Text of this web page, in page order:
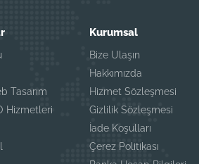
Tasarım
Hizmetleri
Kurumsal
Bize Ulaşın
Hakkımızda
Hizmet Sözleşmesi
Gizlilik Sözleşmesi
İade Koşulları
Çerez Politikası